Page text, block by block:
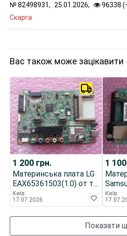
№82498931, 25.01.2026, 96338 (
Скарга
Вас також може зацікавити
1 200 грн.
Материнська плата LG
EAX65361503(1.0) от тв
32LB5610
Київ
17.07.2026
1 100
Київ
Показати